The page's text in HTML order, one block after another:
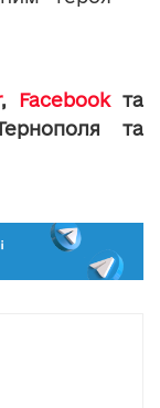
, Facebookта
та